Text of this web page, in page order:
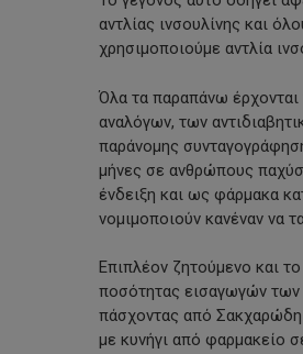
αντλίας ινσουλίνης και
χρησιμοποιούμε αντλία
Όλα τα παραπάνω
αναλόγων, των
παράνομης
μήνες σε ανθρώπους
ένδειξη και ως φάρμακα
νομιμοποιούν κανέναν να
Επιπλέον ζητούμενο και
ποσότητας εισαγωγών των
πάσχοντας από Σακχαρώδη
με κυνήγι από φαρμακείο